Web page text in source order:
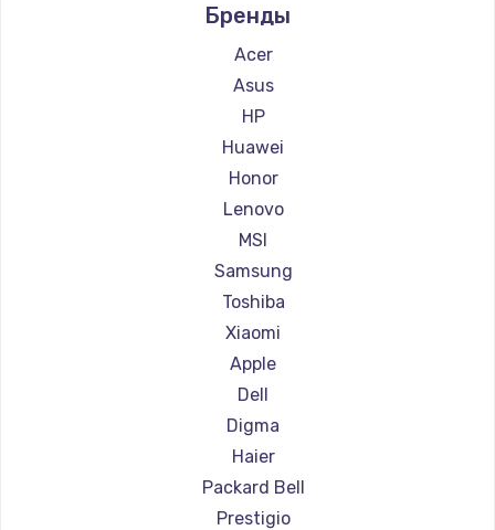
Ремонт ноутбуков Alienware
Ремонт ноутбуков Aquarius
Ремонт ноутбуков Gigabyte
Ремонт ноутбуков Aorus
Ремонт ноутбуков Maibenben
Ремонт ноутбуков Getac
Ремонт ноутбуков Epson
Ремонт ноутбуков Philips
Ремонт ноутбуков LG
Ремонт ноутбуков Panasonic
Ремонт ноутбуков Irbis
Ремонт ноутбуков Thunderobot
Ремонт ноутбуков Hasee
Ремонт ноутбуков ZTE
Ремонт ноутбуков Hiper
Ремонт ноутбуков Evga
Ремонт ноутбуков Google
Бренды
Acer
Asus
HP
Huawei
Honor
Lenovo
MSI
Samsung
Toshiba
Xiaomi
Apple
Dell
Digma
Haier
Packard Bell
Prestigio